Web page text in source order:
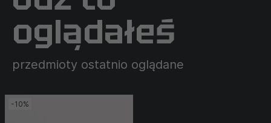
oglądałeś
przedmioty ostatnio oglądane
-10%